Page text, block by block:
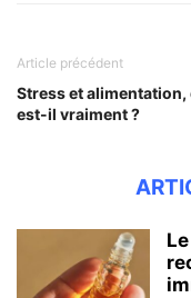
Article précédent
Stress et alimentation,
est-il vraiment ?